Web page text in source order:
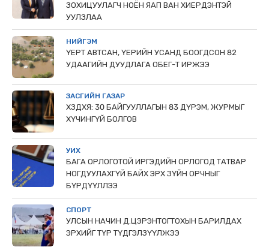
ЗОХИЦУУЛАГЧ НОЁН ЯАП ВАН ХИЕРДЭНТЭЙ
УУЛЗЛАА
НИЙГЭМ
ҮЕРТ АВТСАН, ҮЕРИЙН УСАНД БООГДСОН 82
УДААГИЙН ДУУДЛАГА ОБЕГ-Т ИРЖЭЭ
ЗАСГИЙН ГАЗАР
ХЗДХЯ: 30 БАЙГУУЛЛАГЫН 83 ДҮРЭМ, ЖУРМЫГ
ХҮЧИНГҮЙ БОЛГОВ
УИХ
БАГА ОРЛОГОТОЙ ИРГЭДИЙН ОРЛОГОД ТАТВАР
НОГДУУЛАХГҮЙ БАЙХ ЭРХ ЗҮЙН ОРЧНЫГ
БҮРДҮҮЛЛЭЭ
СПОРТ
УЛСЫН НАЧИН Д.ЦЭРЭНТОГТОХЫН БАРИЛДАХ
ЭРХИЙГ ТҮР ТҮДГЭЛЗҮҮЛЖЭЭ